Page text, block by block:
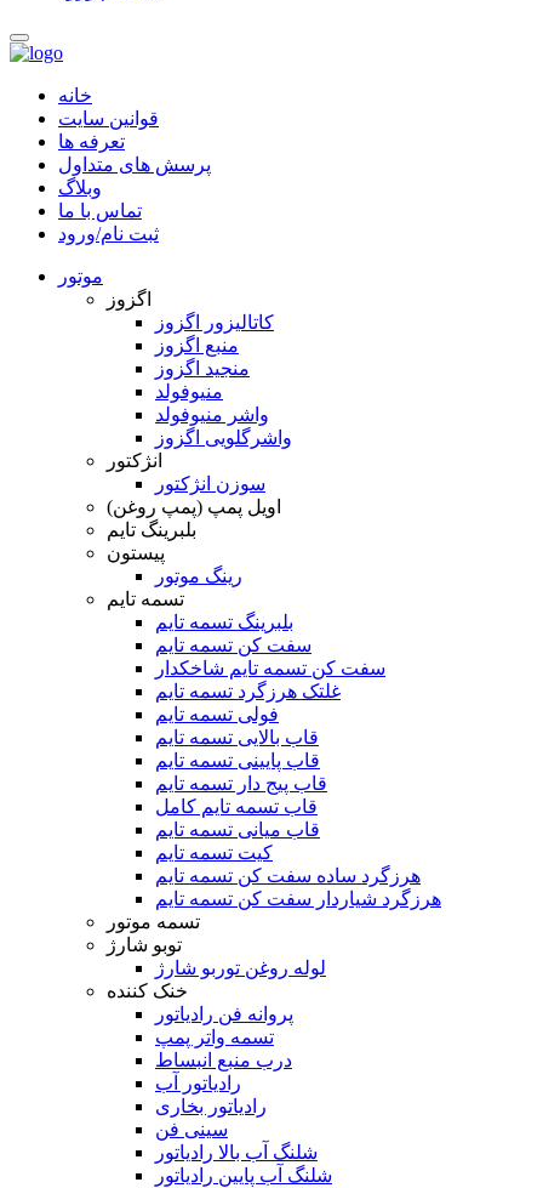
خانه
قوانین سایت
تعرفه ها
پرسش های متداول
وبلاگ
تماس با ما
ثبت نام/ورود
موتور
اگزوز
کاتالیزور اگزوز
منبع اگزوز
منجید اگزوز
منیوفولد
واشر منیوفولد
واشرگلویی اگزوز
انژکتور
سوزن انژکتور
اویل پمپ (پمپ روغن)
بلبرینگ تایم
پیستون
رینگ موتور
تسمه تایم
بلبرینگ تسمه تایم
سفت کن تسمه تایم
سفت کن تسمه تایم شاخکدار
غلتک هرزگرد تسمه تایم
فولی تسمه تایم
قاب بالایی تسمه تایم
قاب پایینی تسمه تایم
قاب پیج دار تسمه تایم
قاب تسمه تایم کامل
قاب میانی تسمه تایم
کیت تسمه تایم
هرزگرد ساده سفت کن تسمه تایم
هرزگرد شیاردار سفت کن تسمه تایم
تسمه موتور
توبو شارژ
لوله روغن توربو شارژ
خنک کننده
پروانه فن رادیاتور
تسمه واتر پمپ
درب منبع انبساط
رادیاتور آب
رادیاتور بخاری
سینی فن
شلنگ آب بالا رادیاتور
شلنگ آب پایین رادیاتور